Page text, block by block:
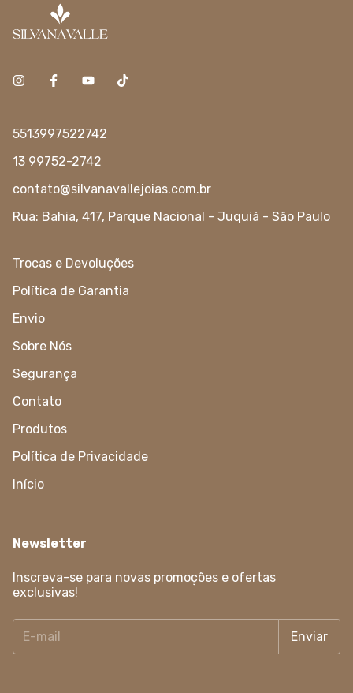
5513997522742
13 99752-2742
contato@silvanavallejoias.com.br
Rua: Bahia, 417, Parque Nacional - Juquiá - São Paulo
Trocas e Devoluções
Política de Garantia
Envio
Sobre Nós
Segurança
Contato
Produtos
Política de Privacidade
Início
Newsletter
Inscreva-se para novas promoções e ofertas
exclusivas!